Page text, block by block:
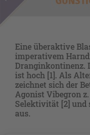
Eine überaktive
imperativem
Dranginkontinenz.
ist hoch [1]. Als
zeichnet sich der
Agonist Vibegron
Selektivität [2]
aus.